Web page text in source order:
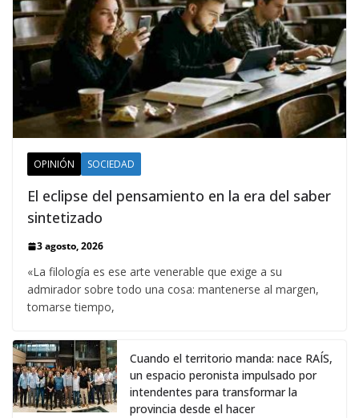
OPINIÓN SOCIEDAD
El eclipse del pensamiento en la era del saber
sintetizado
3 agosto, 2026
«La filología es ese arte venerable que exige a su
admirador sobre todo una cosa: mantenerse al margen,
tomarse tiempo,
Cuando el territorio manda: nace RAÍS,
un espacio peronista impulsado por
intendentes para transformar la
provincia desde el hacer